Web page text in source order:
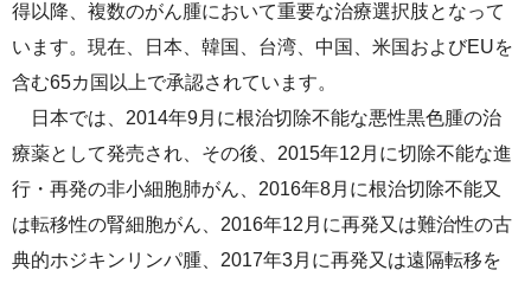
得以降、複数のがん腫において重要な治療選択肢となって
います。現在、日本、韓国、台湾、中国、米国およびEUを
含む65カ国以上で承認されています。
日本では、2014年9月に根治切除不能な悪性黒色腫の治
療薬として発売され、その後、2015年12月に切除不能な進
行・再発の非小細胞肺がん、2016年8月に根治切除不能又
は転移性の腎細胞がん、2016年12月に再発又は難治性の古
典的ホジキンリンパ腫、2017年3月に再発又は遠隔転移を